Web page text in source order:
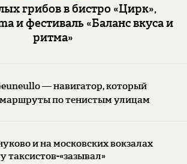
грибов в бистро «Цирк»,
и фестиваль «Баланс вкуса и
ритма»
— навигатор, который
по тенистым улицам
и на московских вокзалах
таксистов-«зазывал»